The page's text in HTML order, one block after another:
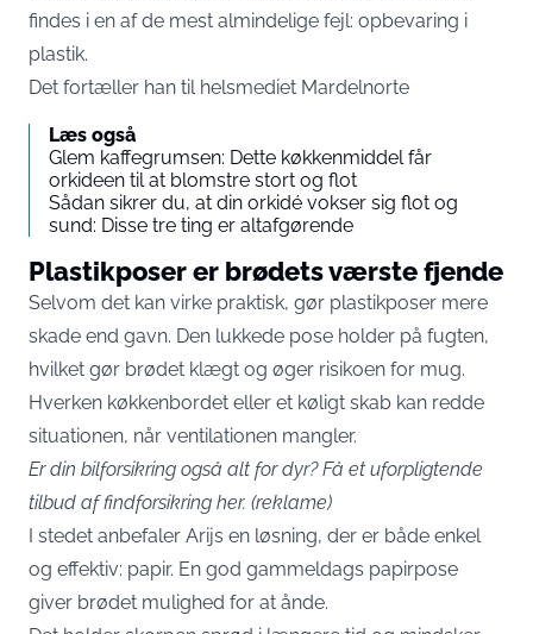
findes i en af de mest almindelige fejl: opbevaring i
plastik.
Det fortæller han til helsmediet Mardelnorte
Læs også
Glem kaffegrumsen: Dette køkkenmiddel får
orkideen til at blomstre stort og flot
Sådan sikrer du, at din orkidé vokser sig flot og
sund: Disse tre ting er altafgørende
Plastikposer er brødets værste fjende
Selvom det kan virke praktisk, gør plastikposer mere
skade end gavn. Den lukkede pose holder på fugten,
hvilket gør brødet klægt og øger risikoen for mug.
Hverken køkkenbordet eller et køligt skab kan redde
situationen, når ventilationen mangler.
Er din bilforsikring også alt for dyr?Få et uforpligtende
tilbud af findforsikring her. (reklame)
I stedet anbefaler Arijs en løsning, der er både enkel
og effektiv: papir. En god gammeldags papirpose
giver brødet mulighed for at ånde.